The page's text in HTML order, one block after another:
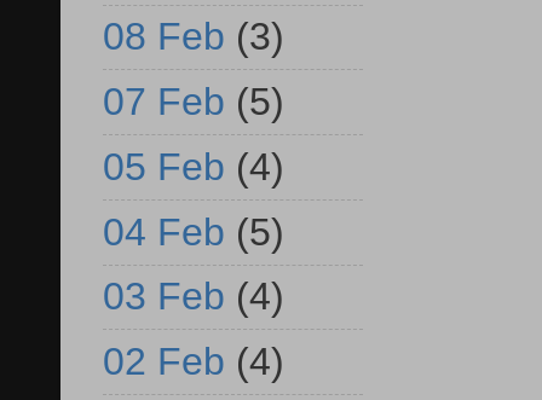
08 Feb (3)
07 Feb (5)
05 Feb (4)
04 Feb (5)
03 Feb (4)
02 Feb (4)